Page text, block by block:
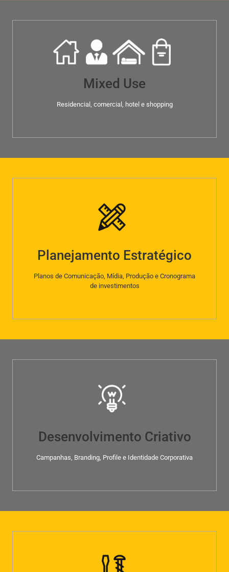
Mixed Use
Residencial, comercial, hotel e shopping
Planejamento Estratégico
Planos de Comunicação, Mídia, Produção e Cronograma
de investimentos
Desenvolvimento Criativo
Campanhas, Branding, Profile e Identidade Corporativa